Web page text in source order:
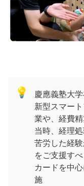
💡
慶應義塾大
新型スマー
業や、経費
当時、経理
苦労した経
をご支援す
カードを中
施